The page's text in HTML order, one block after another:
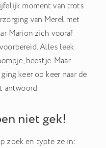
moment van trots
van Merel met
Marion zich vooraf
Alles leek
beestje. Maar
keer op keer naar de
antwoord.
niet gek!
zoek en typte ze in: